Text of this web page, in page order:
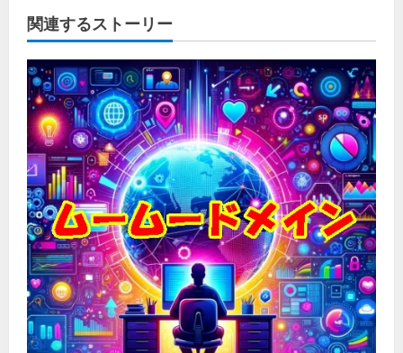
関連するストーリー